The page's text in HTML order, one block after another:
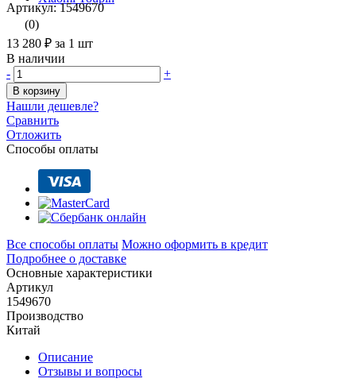
Артикул: 1549670
(0)
13 280 ₽ за 1 шт
В наличии
-
+
В корзину
Нашли дешевле?
Сравнить
Отложить
Способы оплаты
Все способы оплаты Можно оформить в кредит
Подробнее о доставке
Основные характеристики
Артикул
1549670
Производство
Китай
Описание
Отзывы и вопросы